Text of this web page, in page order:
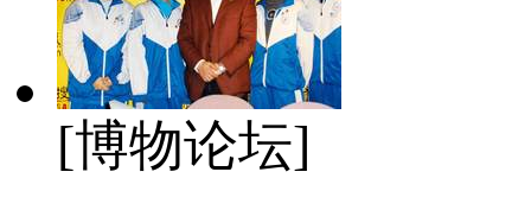
[博物论坛]